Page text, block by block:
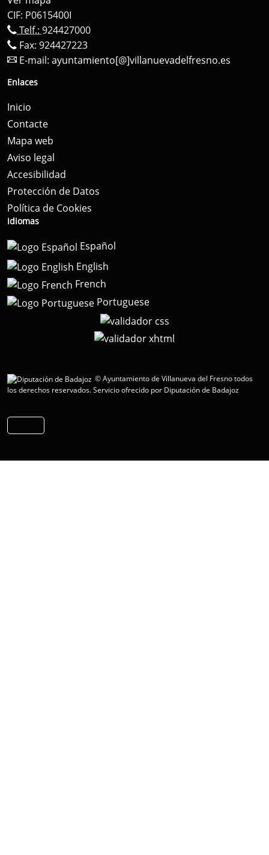
CIF: P0615400I
Telf.: 924427000
Fax: 924427223
E-mail: ayuntamiento[@]villanuevadelfresno.es
Enlaces
Inicio
Contacte
Mapa web
Aviso legal
Accesibilidad
Protección de Datos
Política de Cookies
Idiomas
Español
English
French
Portuguese
© Ayuntamiento de Villanueva del Fresno todos
los derechos reservados.Servicio ofrecido por Diputación de Badajoz